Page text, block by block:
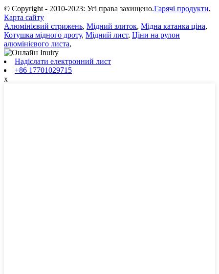
© Copyright - 2010-2023: Усі права захищено.Гарячі продукти,
Карта сайту
Алюмінієвий стрижень, Мідний злиток, Мідна катанка ціна,
Котушка мідного дроту, Мідний лист, Ціни на рулон
алюмінієвого листа,
Надіслати електронний лист
+86 17701029715
x